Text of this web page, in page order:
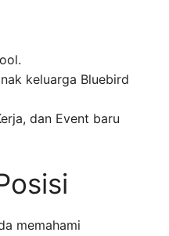
keluarga Bluebird
dan Event baru
memahami